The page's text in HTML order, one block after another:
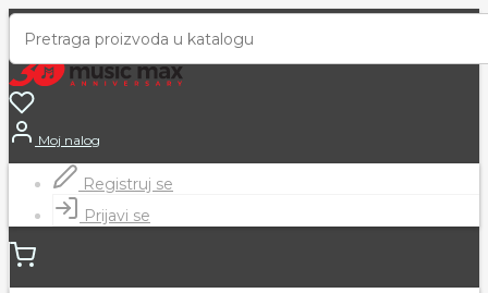
Moj nalog
Registruj se
Prijavi se